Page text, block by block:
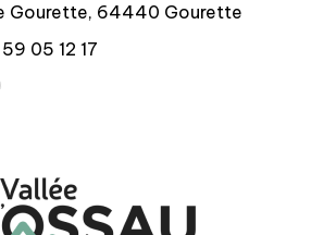
Gourette, 64440 Gourette
05 12 17